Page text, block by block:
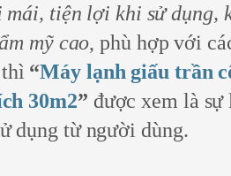
mái, tiện lợi khi sử dụng,
mỹ cao, phù hợp với
“Máy lạnh giấu trần
30m2” được xem là sự
dụng từ người dùng.